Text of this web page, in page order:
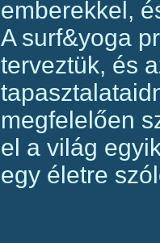
emberekkel,
A surf&yoga
terveztük, és
megfelelően
el a világ
egy életre